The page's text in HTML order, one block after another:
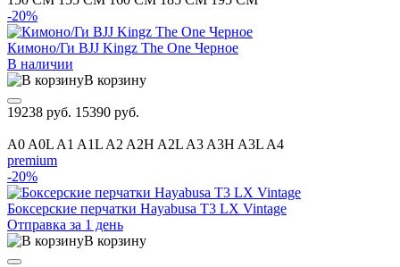
-20%
Кимоно/Ги BJJ Kingz The One Черное
В наличии
В корзину
19238 руб. 15390 руб.
A0 A0L A1 A1L A2 A2H A2L A3 A3H A3L A4
premium
-20%
Боксерские перчатки Hayabusa T3 LX Vintage
Отправка за 1 день
В корзину